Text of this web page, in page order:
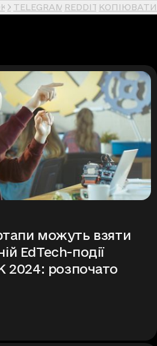
X TELEGRAM REDDIT КОПІЮВАТИ
можуть взяти
EdTech-події
2024: розпочато